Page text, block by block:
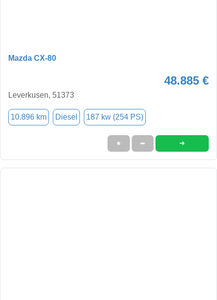
Mazda CX-80
48.885 €
Leverkusen, 51373
10.896 km Diesel 187 kw (254 PS)
★ ➦ ➜